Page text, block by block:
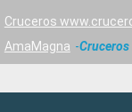
Cruceros
AmaMagna